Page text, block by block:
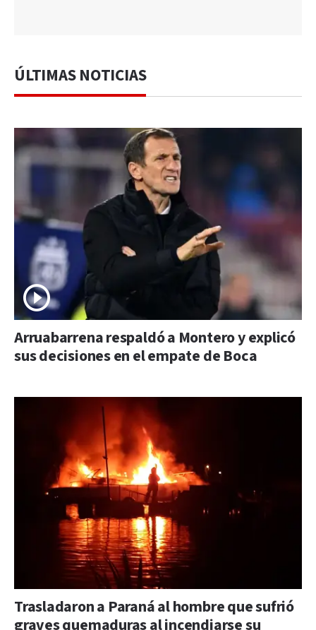
ÚLTIMAS NOTICIAS
Arruabarrena respaldó a Montero y explicó
sus decisiones en el empate de Boca
Trasladaron a Paraná al hombre que sufrió
graves quemaduras al incendiarse su